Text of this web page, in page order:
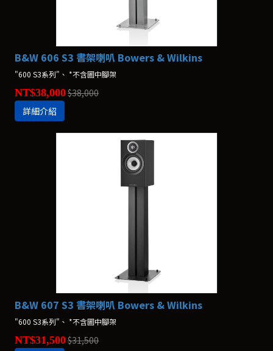
B&W 606 S3 書架喇叭 Bowers & Wilkins
"600 S3系列"、 *不含圖中腳架
NT$38,000$38,000
詳細介紹
B&W 607 S3 書架喇叭 Bowers & Wilkins
"600 S3系列"、 *不含圖中腳架
NT$31,500$31,500